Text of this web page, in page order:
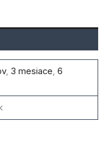
, 3 mesiace 6